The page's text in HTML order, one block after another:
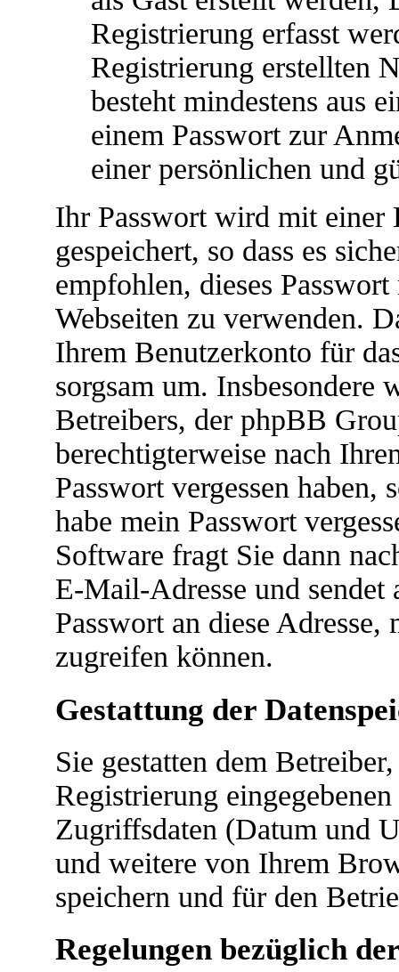
Registrierung erfasst
Registrierung erstellten
besteht mindestens aus
einem Passwort zur
einer persönlichen und
Ihr Passwort wird mit einer
gespeichert, so dass es
empfohlen, dieses
Webseiten zu verwenden.
Ihrem Benutzerkonto für
sorgsam um. Insbesondere
Betreibers, der phpBB
berechtigterweise nach
Passwort vergessen
habe mein Passwort
Software fragt Sie dann
E-Mail-Adresse und sendet
Passwort an diese
zugreifen können.
Gestattung der
Sie gestatten dem
Registrierung
Zugriffsdaten (Datum und
und weitere von Ihrem
speichern und für den
Regelungen bezüglich